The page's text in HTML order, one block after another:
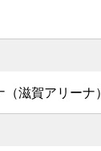
滋賀アリーナ）